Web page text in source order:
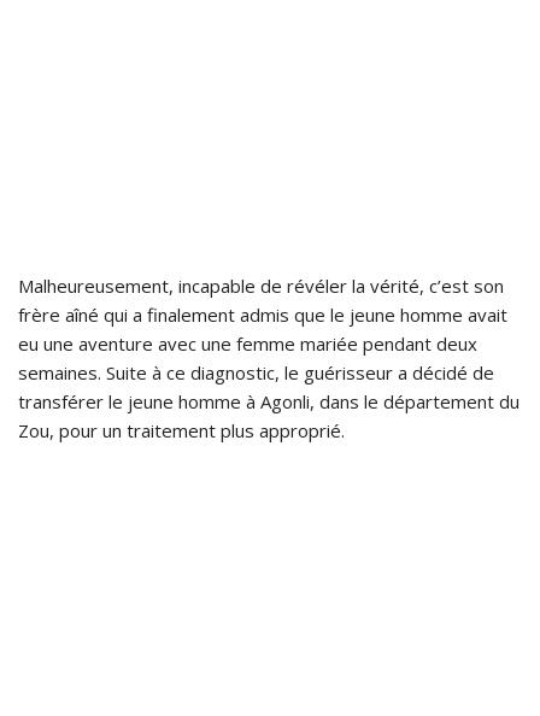
Malheureusement, incapable de révéler la vérité, c’est son
frère aîné qui a finalement admis que le jeune homme avait
eu une aventure avec une femme mariée pendant deux
semaines. Suite à ce diagnostic, le guérisseur a décidé de
transférer le jeune homme à Agonli, dans le département du
Zou, pour un traitement plus approprié.